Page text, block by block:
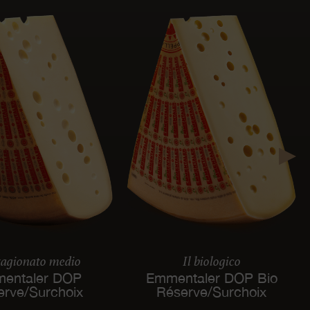
medio
DOP
Surchoix
Il biologico
Emmentaler DOP Bio
Réserve/Surchoix